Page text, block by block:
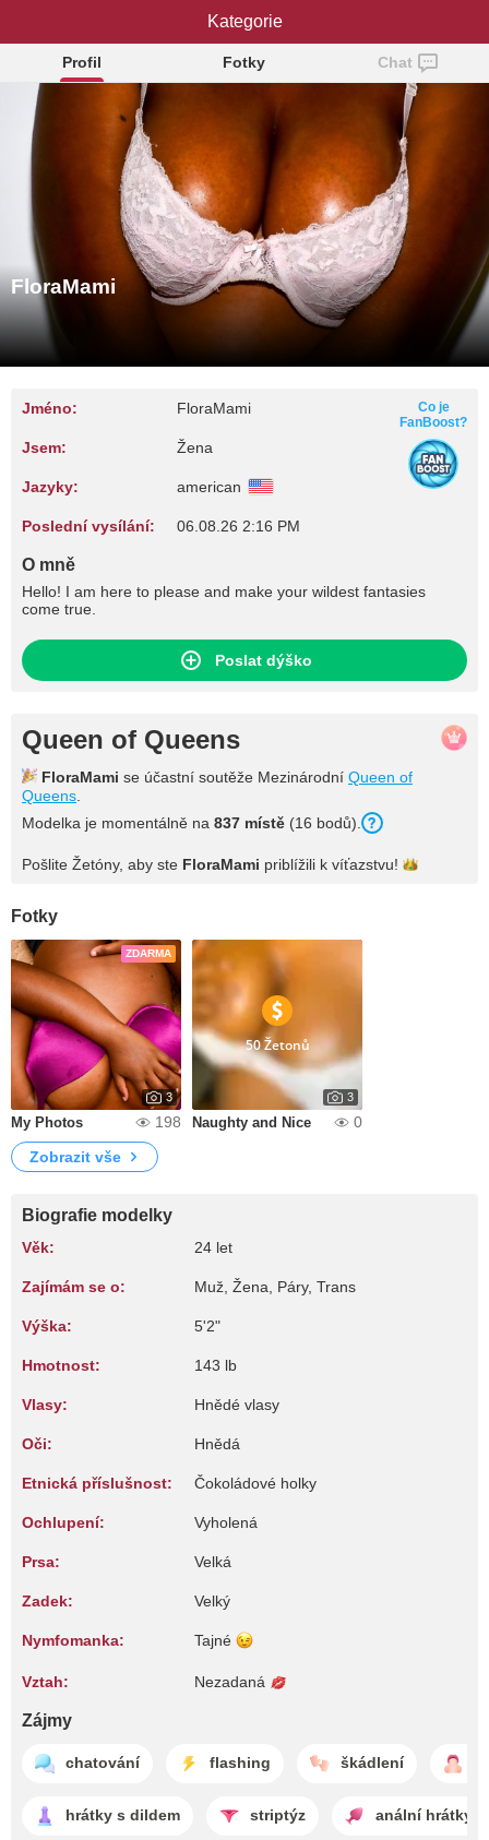
FloraMami
Profil Fotky Chat
FloraMami
Jméno: FloraMami
Jsem: Žena
Jazyky: american
Poslední vysílání: 06.08.26 2:16 PM
Co je
FanBoost?
O mně
Hello! I am here to please and make your wildest fantasies
come true.
Poslat dýško
Queen of Queens
FloraMami se účastní soutěže Mezinárodní Queen of
Queens
Modelka je momentálně na 837 místě (16 bodů).
Pošlite Žetóny, aby ste FloraMami priblížili k víťazstvu!
Fotky
ZDARMA
3
My Photos 198
50 Žetonů
3
Naughty and Nice
0
Zobrazit vše
Biografie modelky
Věk: 24 let
Zajímám se o: Muž, Žena, Páry, Trans
Výška: 5'2"
Hmotnost: 143 lb
Vlasy: Hnědé vlasy
Oči: Hnědá
Etnická příslušnost: Čokoládové holky
Ochlupení: Vyholená
Prsa: Velká
Zadek: Velký
Nymfomanka: Tajné
Vztah: Nezadaná
Zájmy
chatování flashing škádlení
hrátky s dildem striptýz anální hrátky
Kategorie